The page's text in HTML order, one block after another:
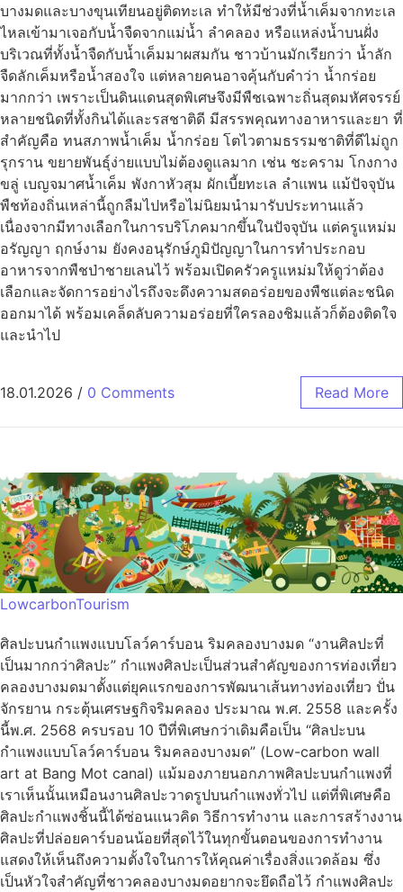
บางมดและบางขุนเทียนอยู่ติดทะเล ทำให้มีช่วงที่น้ำเค็มจากทะเล
ไหลเข้ามาเจอกับน้ำจืดจากแม่น้ำ ลำคลอง หรือแหล่งน้ำบนฝั่ง
บริเวณที่ทั้งน้ำจืดกับน้ำเค็มมาผสมกัน ชาวบ้านมักเรียกว่า น้ำลัก
จืดลักเค็มหรือน้ำสองใจ แต่หลายคนอาจคุ้นกับคำว่า น้ำกร่อย
มากกว่า เพราะเป็นดินแดนสุดพิเศษจึงมีพืชเฉพาะถิ่นสุดมหัศจรรย์
หลายชนิดที่ทั้งกินได้และรสชาติดี มีสรรพคุณทางอาหารและยา ที่
สำคัญคือ ทนสภาพน้ำเค็ม น้ำกร่อย โตไวตามธรรมชาติที่ดีไม่ถูก
รุกราน ขยายพันธุ์ง่ายแบบไม่ต้องดูแลมาก เช่น ชะคราม โกงกาง
ขลู่ เบญจมาศน้ำเค็ม พังกาหัวสุม ผักเบี้ยทะเล ลำแพน แม้ปัจจุบัน
พืชท้องถิ่นเหล่านี้ถูกลืมไปหรือไม่นิยมนำมารับประทานแล้ว
เนื่องจากมีทางเลือกในการบริโภคมากขึ้นในปัจจุบัน แต่ครูแหม่ม
อรัญญา ฤกษ์งาม ยังคงอนุรักษ์ภูมิปัญญาในการทำประกอบ
อาหารจากพืชป่าชายเลนไว้ พร้อมเปิดครัวครูแหม่มให้ดูว่าต้อง
เลือกและจัดการอย่างไรถึงจะดึงความสดอร่อยของพืชแต่ละชนิด
ออกมาได้ พร้อมเคล็ดลับความอร่อยที่ใครลองชิมแล้วก็ต้องติดใจ
และนำไป
18.01.2026 / 0 Comments Read More
LowcarbonTourism
ศิลปะบนกำแพงแบบโลว์คาร์บอน ริมคลองบางมด “งานศิลปะที่
เป็นมากกว่าศิลปะ” กำแพงศิลปะเป็นส่วนสำคัญของการท่องเที่ยว
คลองบางมดมาตั้งแต่ยุคแรกของการพัฒนาเส้นทางท่องเที่ยว ปั่น
จักรยาน กระตุ้นเศรษฐกิจริมคลอง ประมาณ พ.ศ. 2558 และครั้ง
นี้พ.ศ. 2568 ครบรอบ 10 ปีที่พิเศษกว่าเดิมคือเป็น “ศิลปะบน
กำแพงแบบโลว์คาร์บอน ริมคลองบางมด” (Low-carbon wall
art at Bang Mot canal) แม้มองภายนอกภาพศิลปะบนกำแพงที่
เราเห็นนั้นเหมือนงานศิลปะวาดรูปบนกำแพงทั่วไป แต่ที่พิเศษคือ
ศิลปะกำแพงชิ้นนี้ได้ซ่อนแนวคิด วิธีการทำงาน และการสร้างงาน
ศิลปะที่ปล่อยคาร์บอนน้อยที่สุดไว้ในทุกขั้นตอนของการทำงาน
แสดงให้เห็นถึงความตั้งใจในการให้คุณค่าเรื่องสิ่งแวดล้อม ซึ่ง
เป็นหัวใจสำคัญที่ชาวคลองบางมดอยากจะยึดถือไว้ กำแพงศิลปะ